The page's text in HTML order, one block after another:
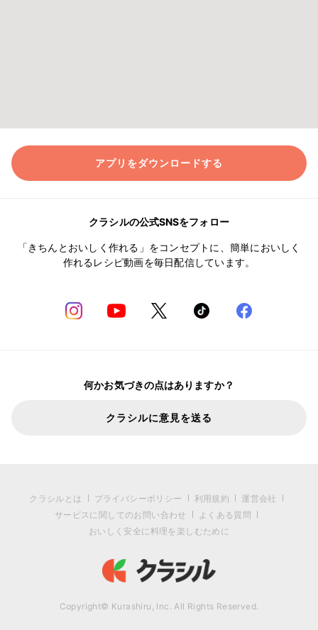
アプリをダウンロードする
クラシルの公式SNSをフォロー
「きちんとおいしく作れる」をコンセプトに、簡単においしく
作れるレシピ動画を毎日配信しています。
何かお気づきの点はありますか？
クラシルに意見を送る
クラシルとは プライバシーポリシー 利用規約
運営会社
サービスに関してのお問い合わせ
よくある質問
おいしく安全に料理を楽しむために
Copyright© Kurashiru, Inc. All Rights Reserved.